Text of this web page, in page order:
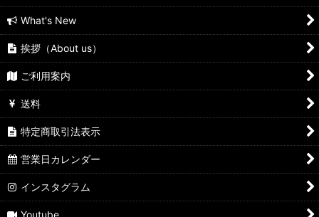
What's New
挨拶（About us）
ご利用案内
送料
特定商取引法表示
営業日カレンダー
インスタグラム